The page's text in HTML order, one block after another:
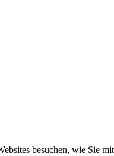
besuchen, wie Sie